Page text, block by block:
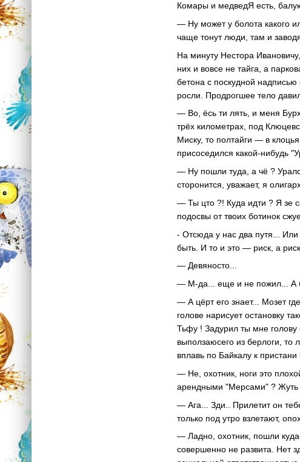
Комары и медведЯ есть,
— Ну может у болота какого
чаще тонут люди, там и
На минуту Нестора
них и вовсе не тайга, а
бетона с поскудной
росли. Продрогшее тело
— Во, ёсь ти лять, и меня
трёх километрах, под
Миску, то полтайги — в
присоседился какой-нибудь
— Ну пошли туда, а чё ?
сторонится, уважает, я
— Ты цто ?! Куда идти ? Я зе
подосвы от твоих ботинок
- Отсюда у нас два путя... Или
быть. И то и это — риск, а
— Девяносто...
— М-да... еще и не пожил... А
— А цёрт его знает... Мозет
голове нарисует остановку
Тьфу ! Задурил ты мне голову
выползаюсего из берлоги, то
вплавь по Байкалу к
— Не, охотник, ноги это
арендными "Мерсами" ? Жуть
— Ага... Зди.. Прилетит он
только под утро взлетают,
— Ладно, охотник, пошли куда-
совершенно не развита. Нет